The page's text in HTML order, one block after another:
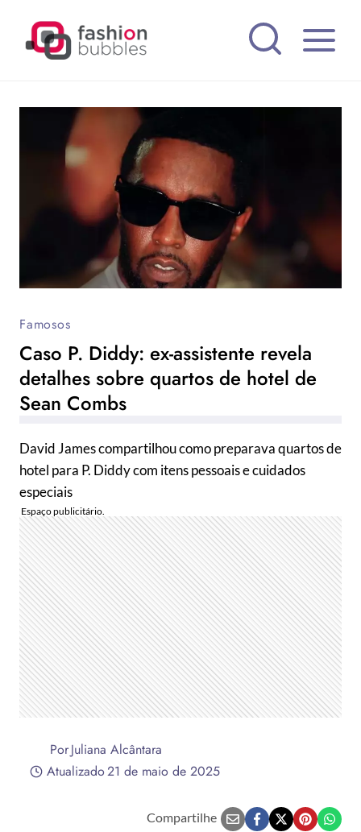
Famosos
Caso P. Diddy: ex-assistente revela
detalhes sobre quartos de hotel de
Sean Combs
David James compartilhou como preparava quartos de
hotel para P. Diddy com itens pessoais e cuidados
especiais
PorJuliana Alcântara
Atualizado21 de maio de 2025
Compartilhe